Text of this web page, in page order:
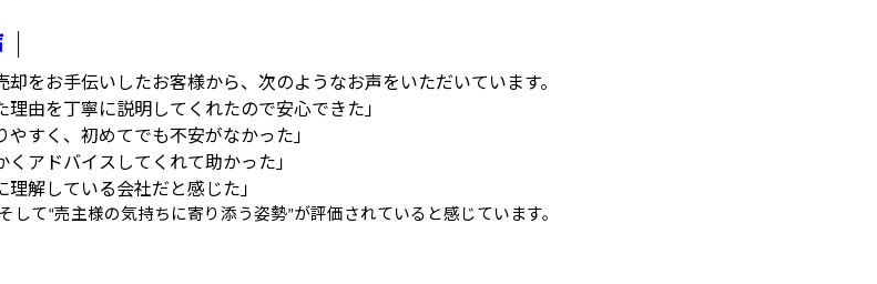
をお手伝いしたお客様から、次のようなお声をいただいています。
理由を丁寧に説明してくれたので安心できた」
やすく、初めてでも不安がなかった」
くアドバイスしてくれて助かった」
理解している会社だと感じた」
して“売主様の気持ちに寄り添う姿勢”が評価されていると感じています。